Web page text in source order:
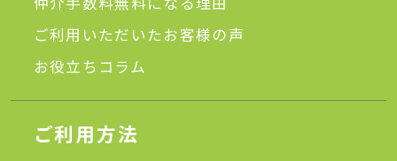
ご利用いただいたお客様の声
お役立ちコラム
ご利用方法